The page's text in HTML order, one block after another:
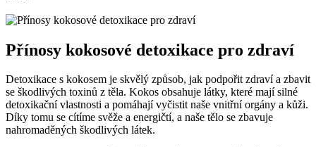
Přínosy kokosové detoxikace pro zdraví
Detoxikace s kokosem je skvělý způsob, jak podpořit zdraví a zbavit
se škodlivých⁤ toxinů z těla. ‌Kokos obsahuje látky, které mají⁣ silné
detoxikační vlastnosti a pomáhají vyčistit naše vnitřní orgány ⁤a kůži.
Díky tomu se cítíme svěže a‌ energičtí, a‌ naše tělo se zbavuje
nahromaděných škodlivých látek.